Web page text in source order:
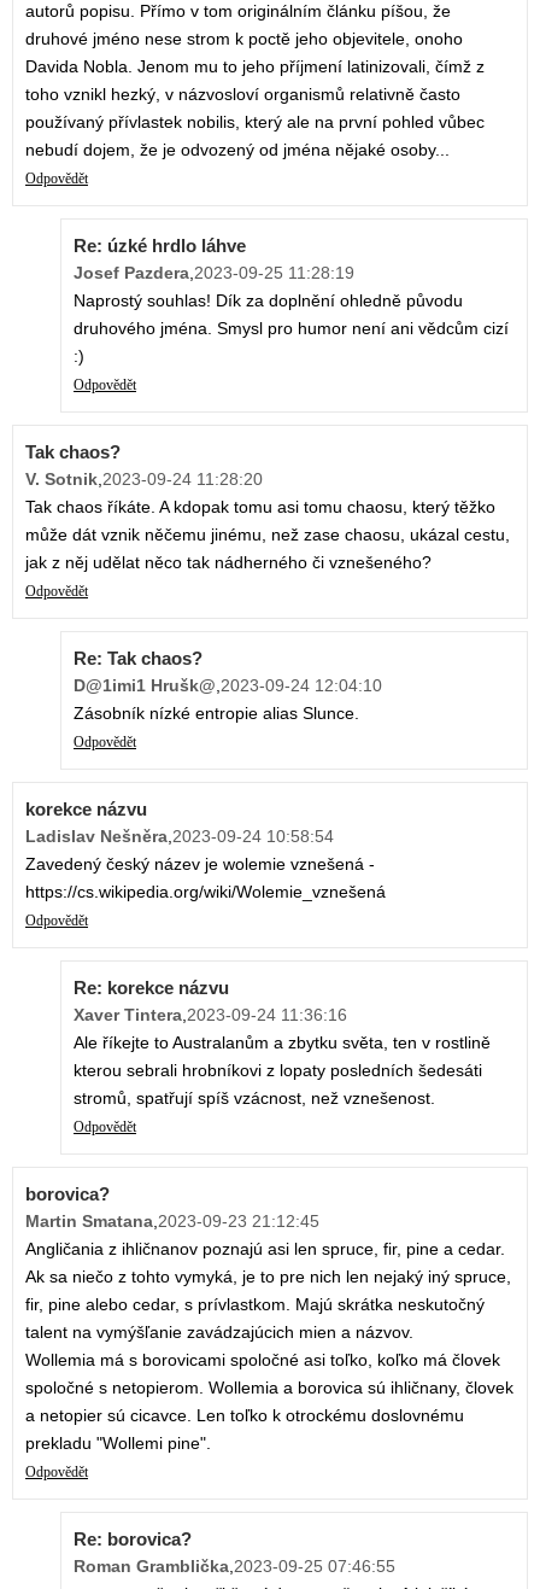
autorů popisu. Přímo v tom originálním článku píšou, že
druhové jméno nese strom k poctě jeho objevitele, onoho
Davida Nobla. Jenom mu to jeho příjmení latinizovali, čímž z
toho vznikl hezký, v názvosloví organismů relativně často
používaný přívlastek nobilis, který ale na první pohled vůbec
nebudí dojem, že je odvozený od jména nějaké osoby...
Odpovědět
Re: úzké hrdlo láhve
Josef Pazdera,2023-09-25 11:28:19
Naprostý souhlas! Dík za doplnění ohledně původu
druhového jména. Smysl pro humor není ani vědcům cizí
:)
Odpovědět
Tak chaos?
V. Sotnik,2023-09-24 11:28:20
Tak chaos říkáte. A kdopak tomu asi tomu chaosu, který těžko
může dát vznik něčemu jinému, než zase chaosu, ukázal cestu,
jak z něj udělat něco tak nádherného či vznešeného?
Odpovědět
Re: Tak chaos?
D@1imi1 Hrušk@,2023-09-24 12:04:10
Zásobník nízké entropie alias Slunce.
Odpovědět
korekce názvu
Ladislav Nešněra,2023-09-24 10:58:54
Zavedený český název je wolemie vznešená -
https://cs.wikipedia.org/wiki/Wolemie_vznešená
Odpovědět
Re: korekce názvu
Xaver Tintera,2023-09-24 11:36:16
Ale říkejte to Australanům a zbytku světa, ten v rostlině
kterou sebrali hrobníkovi z lopaty posledních šedesáti
stromů, spatřují spíš vzácnost, než vznešenost.
Odpovědět
borovica?
Martin Smatana,2023-09-23 21:12:45
Angličania z ihličnanov poznajú asi len spruce, fir, pine a cedar.
Ak sa niečo z tohto vymyká, je to pre nich len nejaký iný spruce,
fir, pine alebo cedar, s prívlastkom. Majú skrátka neskutočný
talent na vymýšľanie zavádzajúcich mien a názvov.
Wollemia má s borovicami spoločné asi toľko, koľko má človek
spoločné s netopierom. Wollemia a borovica sú ihličnany, človek
a netopier sú cicavce. Len toľko k otrockému doslovnému
prekladu "Wollemi pine".
Odpovědět
Re: borovica?
Roman Gramblička,2023-09-25 07:46:55